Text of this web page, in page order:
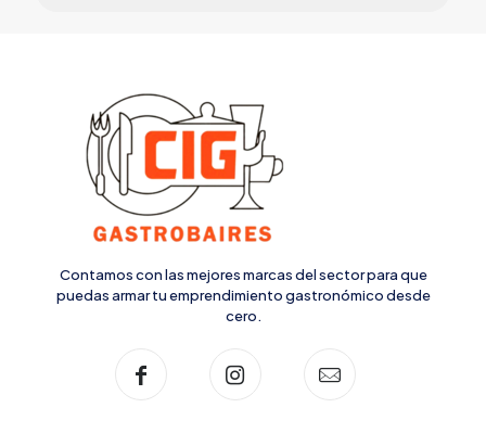
Contamos con las mejores marcas del sector para que
puedas armar tu emprendimiento gastronómico desde
cero.